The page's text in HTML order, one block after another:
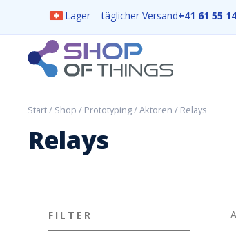
Lager – täglicher Versand+41 61 55
ShopOfThings
Start/ Shop / Prototyping/Aktoren / Relays
Relays
FILTER